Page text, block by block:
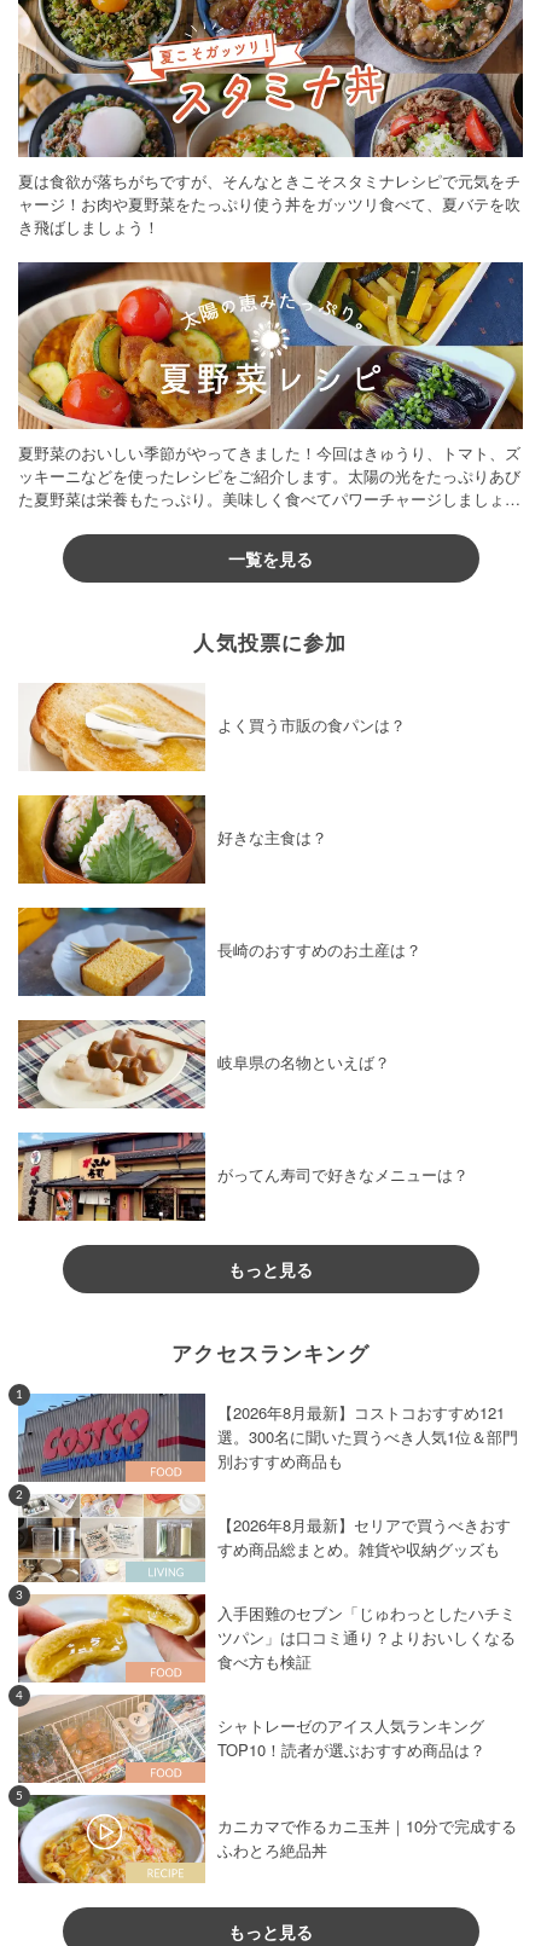
夏は食欲が落ちがちですが、そんなときこそスタミナレシピで元気をチ
ャージ！お肉や夏野菜をたっぷり使う丼をガッツリ食べて、夏バテを吹
き飛ばしましょう！
夏野菜のおいしい季節がやってきました！今回はきゅうり、トマト、ズ
ッキーニなどを使ったレシピをご紹介します。太陽の光をたっぷりあび
た夏野菜は栄養もたっぷり。美味しく食べてパワーチャージしましょう
一覧を見る
人気投票に参加
よく買う市販の食パンは？
好きな主食は？
長崎のおすすめのお土産は？
岐阜県の名物といえば？
がってん寿司で好きなメニューは？
もっと見る
アクセスランキング
1
【2026年8月最新】コストコおすすめ121
選。300名に聞いた買うべき人気1位＆部門
別おすすめ商品も
2
【2026年8月最新】セリアで買うべきおす
すめ商品総まとめ。雑貨や収納グッズも
3
入手困難のセブン「じゅわっとしたハチミ
ツパン」は口コミ通り？よりおいしくなる
食べ方も検証
4
シャトレーゼのアイス人気ランキング
TOP10！読者が選ぶおすすめ商品は？
5
カニカマで作るカニ玉丼｜10分で完成する
ふわとろ絶品丼
もっと見る